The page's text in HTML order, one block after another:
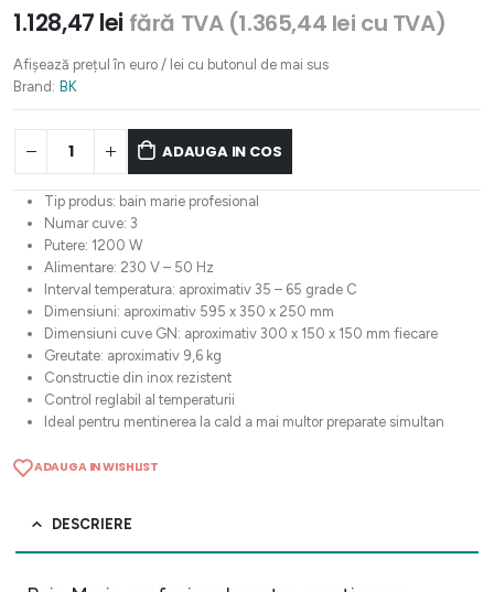
1.128,47 lei fără TVA (1.365,44 lei cu TVA)
Afișează prețul în euro / lei cu butonul de mai sus
Brand: BK
ADAUGA IN COS
Tip produs: bain marie profesional
Numar cuve: 3
Putere: 1200 W
Alimentare: 230 V – 50 Hz
Interval temperatura: aproximativ 35 – 65 grade C
Dimensiuni: aproximativ 595 x 350 x 250 mm
Dimensiuni cuve GN: aproximativ 300 x 150 x 150 mm fiecare
Greutate: aproximativ 9,6 kg
Constructie din inox rezistent
Control reglabil al temperaturii
Ideal pentru mentinerea la cald a mai multor preparate simultan
ADAUGA IN WISHLIST
DESCRIERE